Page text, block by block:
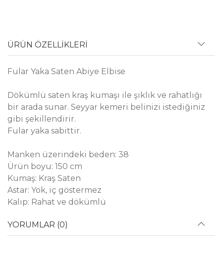
ÜRÜN ÖZELLİKLERİ
Fular Yaka Saten Abiye Elbise
Dökümlü saten kraş kumaşı ile şıklık ve rahatlığı
bir arada sunar. Seyyar kemeri belinizi istediğiniz
gibi şekillendirir.
Fular yaka sabittir.
Manken üzerindeki beden: 38
Ürün boyu: 150 cm
Kumaş: Kraş Saten
Astar: Yok, iç göstermez
Kalıp: Rahat ve dökümlü
YORUMLAR (0)